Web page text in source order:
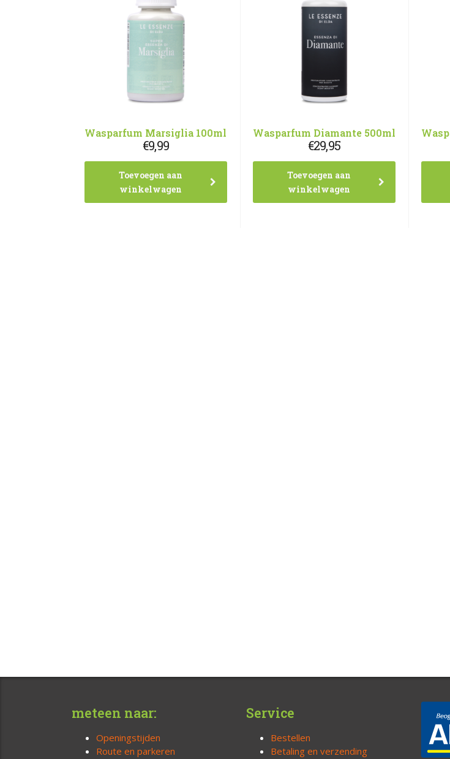
Wasparfum Marsiglia 100ml
€9,99
Toevoegen aan
winkelwagen
Wasparfum Diamante 500ml
€29,95
Toevoegen aan
winkelwagen
meteen naar:
Openingstijden
Route en parkeren
Service
Bestellen
Betaling en verzending